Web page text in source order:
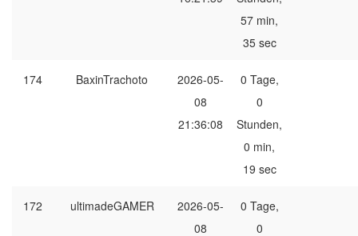
57 min,
35 sec
174 BaxinTrachoto
2026-05-
08
21:36:08
0 Tage,
0
Stunden,
0 min,
19 sec
172 ultimadeGAMER
2026-05-
08
0 Tage,
0